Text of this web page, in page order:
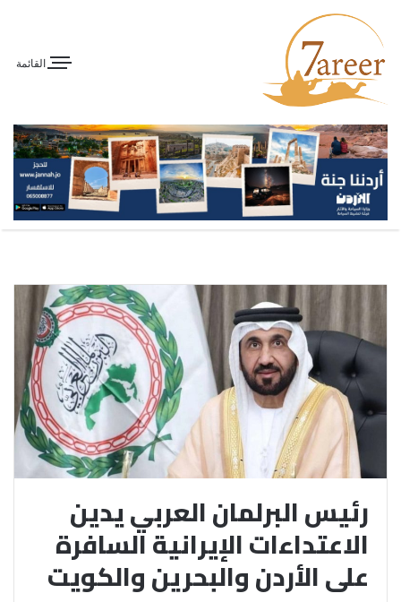
القائمة
رئيس البرلمان العربي يدين
الاعتداءات الإيرانية السافرة
على الأردن والبحرين والكويت